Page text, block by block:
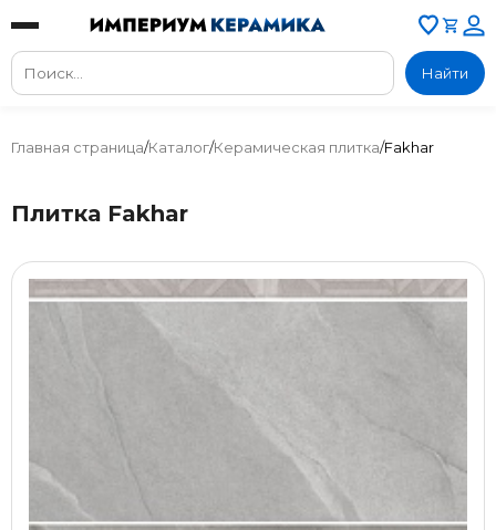
Найти
Главная страница/Каталог/Керамическая плитка/Fakhar
Плитка Fakhar